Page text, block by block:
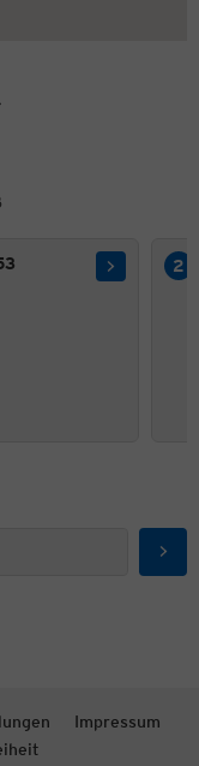
Impressum